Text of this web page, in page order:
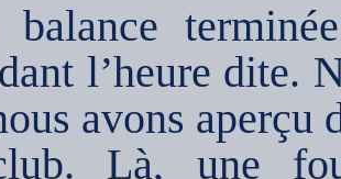
balance
l’heure dite.
avons aperçu
Là, une